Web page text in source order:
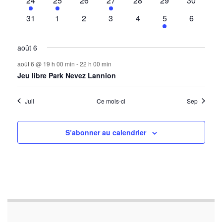
évènementévènementsévènementsévènement
0
31
0
1
0
2
0
3
0
évènements
4
1
évènement
5
0
6
août 6
août 6 @ 19 h 00 min -22 h 00 min
Jeu libre Park Nevez Lannion
Juil Ce mois-ci Sep
S’abonner au calendrier